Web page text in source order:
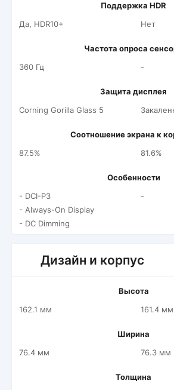
Поддержка HDR
Да, HDR10+
Нет
Частота опроса
360 Гц
-
Защита дисплея
Corning Gorilla Glass 5
Соотношение экрана к
87.5%
81.6%
Особенности
- DCI-P3
- Always-On Display
- DC Dimming
-
Дизайн и корпус
Высота
162.1 мм
161.4 мм
Ширина
76.4 мм
76.3 мм
Толщина